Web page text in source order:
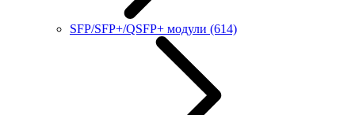
SFP/SFP+/QSFP+ модули (614)